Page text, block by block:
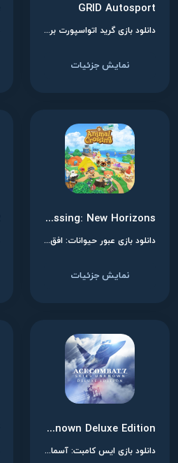
GRID Autosport
دانلود بازی گرید اتواسپورت برای نینتندو سوییچ
نمایش جزئیات
Animal Crossing: New Horizons
دانلود بازی عبور حیوانات: افق‌های جدید برای نینتندو سوییچ
نمایش جزئیات
Ace Combat 7: Skies Unknown Deluxe Edition
دانلود بازی ایس کامبت: آسمان‌های ناشناس برای نینتندو سوییچ